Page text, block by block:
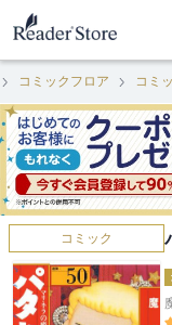
コミックフロア コミ
コミック